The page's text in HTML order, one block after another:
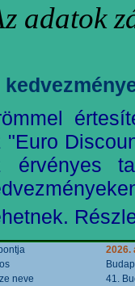
adatok
"Euro
érvényes
2026.
neve
41.